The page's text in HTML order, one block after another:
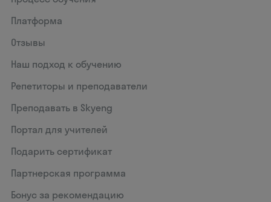
Платформа
Отзывы
Наш подход к обучению
Репетиторы и преподаватели
Преподавать в Skyeng
Портал для учителей
Подарить сертификат
Партнерская программа
Бонус за рекомендацию